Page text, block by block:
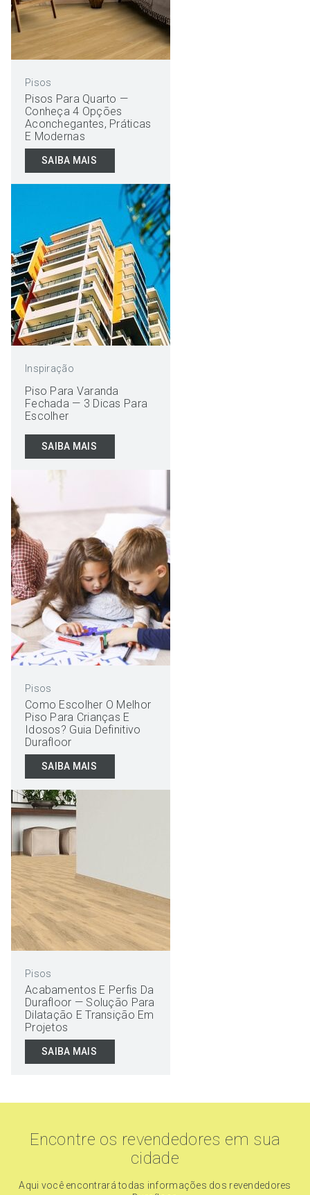
Pisos
Pisos Para Quarto —
Conheça 4 Opções
Aconchegantes, Práticas
E Modernas
SAIBA MAIS
Inspiração
Piso Para Varanda
Fechada — 3 Dicas Para
Escolher
SAIBA MAIS
Pisos
Como Escolher O Melhor
Piso Para Crianças E
Idosos? Guia Definitivo
Durafloor
SAIBA MAIS
Pisos
Acabamentos E Perfis Da
Durafloor — Solução Para
Dilatação E Transição Em
Projetos
SAIBA MAIS
Encontre os revendedores em sua
cidade
Aqui você encontrará todas informações dos revendedores